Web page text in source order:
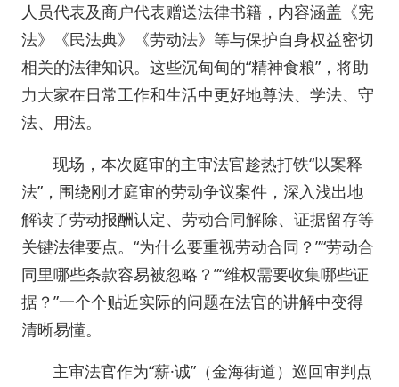
人员代表及商户代表赠送法律书籍，内容涵盖《宪
法》《民法典》《劳动法》等与保护自身权益密切
相关的法律知识。这些沉甸甸的“精神食粮”，将助
力大家在日常工作和生活中更好地尊法、学法、守
法、用法。
现场，本次庭审的主审法官趁热打铁“以案释
法”，围绕刚才庭审的劳动争议案件，深入浅出地
解读了劳动报酬认定、劳动合同解除、证据留存等
关键法律要点。“为什么要重视劳动合同？”“劳动合
同里哪些条款容易被忽略？”“维权需要收集哪些证
据？”一个个贴近实际的问题在法官的讲解中变得
清晰易懂。
主审法官作为“薪·诚”（金海街道）巡回审判点